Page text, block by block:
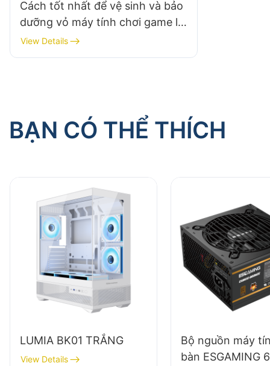
Cách tốt nhất để vệ sinh và bảo
dưỡng vỏ máy tính chơi game là
gì?​
View Details
BẠN CÓ THỂ THÍCH
LUMIA BK01 TRẮNG
View Details
Bộ nguồn máy
bàn ESGAMING